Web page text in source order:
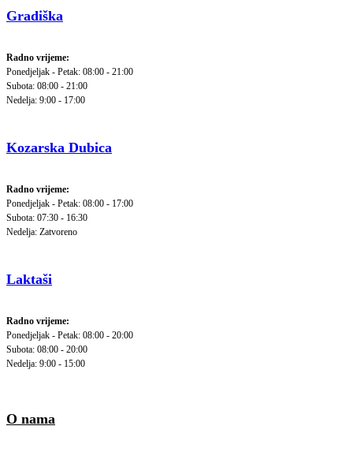
Gradiška
Radno vrijeme:
Ponedjeljak - Petak: 08:00 - 21:00
Subota: 08:00 - 21:00
Nedelja: 9:00 - 17:00
Kozarska Dubica
Radno vrijeme:
Ponedjeljak - Petak: 08:00 - 17:00
Subota: 07:30 - 16:30
Nedelja: Zatvoreno
Laktaši
Radno vrijeme:
Ponedjeljak - Petak: 08:00 - 20:00
Subota: 08:00 - 20:00
Nedelja: 9:00 - 15:00
O nama